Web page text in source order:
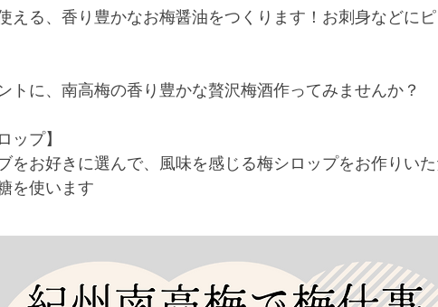
える、香り豊かなお梅醤油をつくります！お刺身などに
トに、南高梅の香り豊かな贅沢梅酒作ってみませんか？
ップ】
をお好きに選んで、風味を感じる梅シロップをお作りい
を使います